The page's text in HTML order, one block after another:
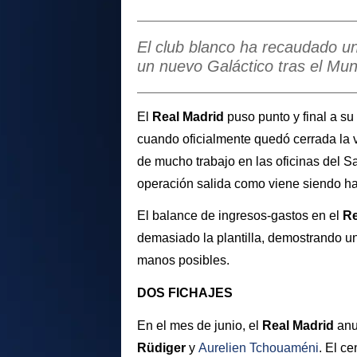
El club blanco ha recaudado
un nuevo Galáctico tras el
El Real Madrid puso punto y final a
cuando oficialmente quedó cerrada la
de mucho trabajo en las oficinas del
operación salida como viene siendo
El balance de ingresos-gastos en el
demasiado la plantilla, demostrando
manos posibles.
DOS FICHAJES
En el mes de junio, el Real Madrid
Rüdiger y Aurelien Tchouaméni. El